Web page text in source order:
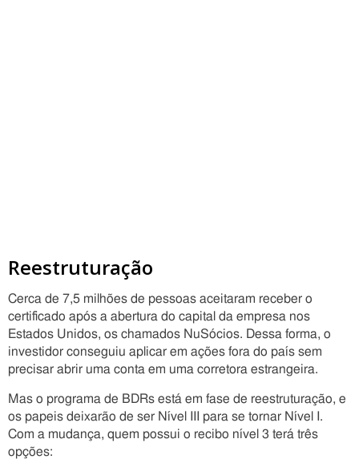
Reestruturação
Cerca de 7,5 milhões de pessoas aceitaram receber o
certificado após a abertura do capital da empresa nos
Estados Unidos, os chamados NuSócios. Dessa forma, o
investidor conseguiu aplicar em ações fora do país sem
precisar abrir uma conta em uma corretora estrangeira.
Mas o programa de BDRs está em fase de reestruturação, e
os papeis deixarão de ser Nível III para se tornar Nível I.
Com a mudança, quem possui o recibo nível 3 terá três
opções: